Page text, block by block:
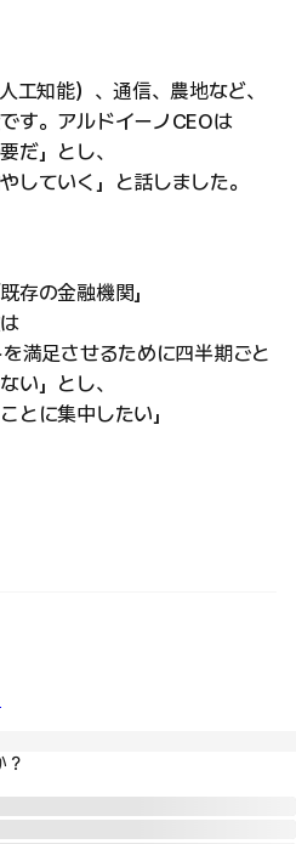
工知能）、通信、農地など、
す。アルドイーノCEOは
だ」とし、
していく」と話しました。
存の金融機関」
満足させるために四半期ごと
い」とし、
とに集中したい」